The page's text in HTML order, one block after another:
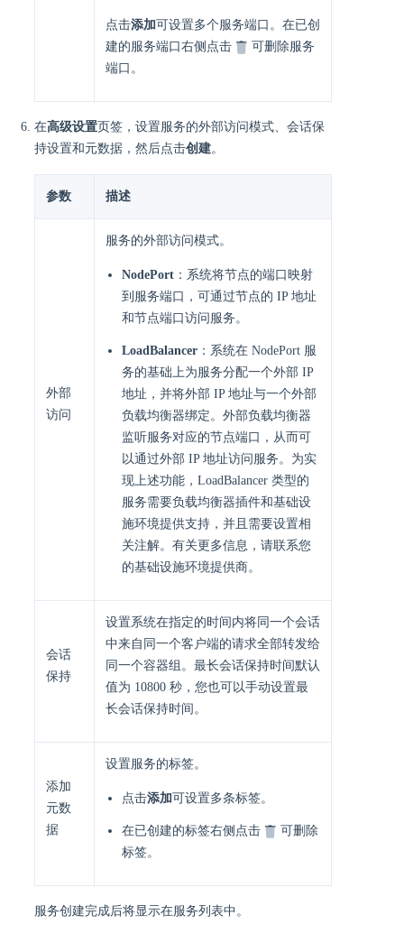
点击添加可设置多个服务端口。在已创
建的服务端口右侧点击
可删除服务
端口。
在高级设置页签，设置服务的外部访问模式、会话保
持设置和元数据，然后点击创建。
参数 描述
外部
访问
服务的外部访问模式。
NodePort ：系统将节点的端口映射
到服务端口，可通过节点的 IP 地址
和节点端口访问服务。
LoadBalancer ：系统在 NodePort 服
务的基础上为服务分配一个外部 IP
地址，并将外部 IP 地址与一个外部
负载均衡器绑定。外部负载均衡器
监听服务对应的节点端口，从而可
以通过外部 IP 地址访问服务。为实
现上述功能，LoadBalancer 类型的
服务需要负载均衡器插件和基础设
施环境提供支持，并且需要设置相
关注解。有关更多信息，请联系您
的基础设施环境提供商。
会话
保持
设置系统在指定的时间内将同一个会话
中来自同一个客户端的请求全部转发给
同一个容器组。最长会话保持时间默认
值为 10800 秒，您也可以手动设置最
长会话保持时间。
添加
元数
据
设置服务的标签。
点击添加可设置多条标签。
在已创建的标签右侧点击
可删除
标签。
服务创建完成后将显示在服务列表中。